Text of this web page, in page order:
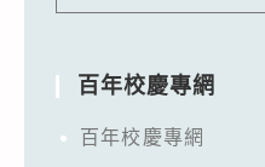
百年校慶專網
百年校慶專網